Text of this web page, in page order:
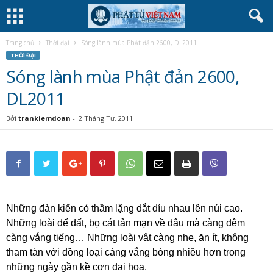
Trang chủ Thời đại Sóng lành mùa Phật đản 2600, DL2011
THỜI ĐẠI
Sóng lành mùa Phật đản 2600,
DL2011
Bởi trankiemdoan - 2 Tháng Tư, 2011
Những đàn kiến cỏ thầm lặng dắt díu nhau lên núi cao.
Những loài dế đất, bọ cát tản mạn về đâu mà càng đêm
càng vắng tiếng… Những loài vật càng nhẹ, ăn ít, không
tham tàn với đồng loại càng vắng bóng nhiều hơn trong
những ngày gần kề cơn đại họa.